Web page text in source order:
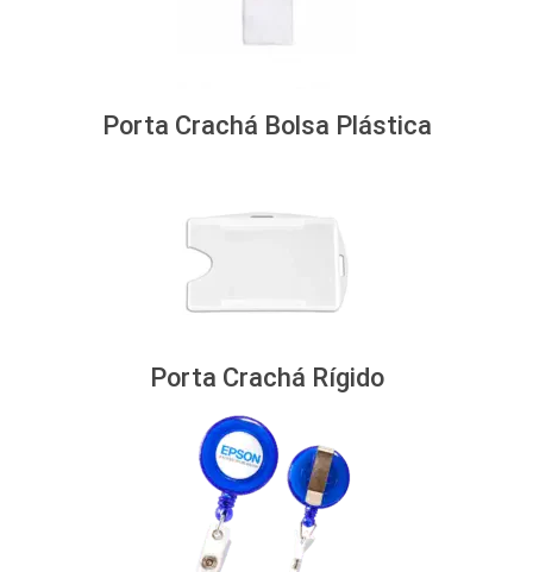
Porta Crachá Bolsa Plástica
Porta Crachá Rígido